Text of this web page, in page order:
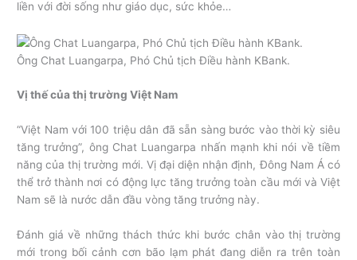
liền với đời sống như giáo dục, sức khỏe…
Ông Chat Luangarpa, Phó Chủ tịch Điều hành KBank.
Vị thế của thị trường Việt Nam
“Việt Nam với 100 triệu dân đã sẵn sàng bước vào thời kỳ siêu
tăng trưởng”, ông Chat Luangarpa nhấn mạnh khi nói về tiềm
năng của thị trường mới. Vị đại diện nhận định, Đông Nam Á có
thể trở thành nơi có động lực tăng trưởng toàn cầu mới và Việt
Nam sẽ là nước dẫn đầu vòng tăng trưởng này.
Đánh giá về những thách thức khi bước chân vào thị trường
mới trong bối cảnh cơn bão lạm phát đang diễn ra trên toàn